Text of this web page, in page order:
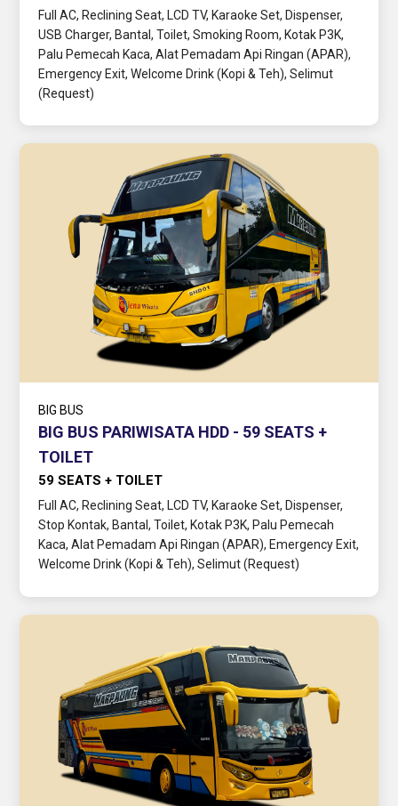
Full AC, Reclining Seat, LCD TV, Karaoke Set, Dispenser,
USB Charger, Bantal, Toilet, Smoking Room, Kotak P3K,
Palu Pemecah Kaca, Alat Pemadam Api Ringan (APAR),
Emergency Exit, Welcome Drink (Kopi & Teh), Selimut
(Request)
BIG BUS
BIG BUS PARIWISATA HDD - 59 SEATS +
TOILET
59 SEATS + TOILET
Full AC, Reclining Seat, LCD TV, Karaoke Set, Dispenser,
Stop Kontak, Bantal, Toilet, Kotak P3K, Palu Pemecah
Kaca, Alat Pemadam Api Ringan (APAR), Emergency Exit,
Welcome Drink (Kopi & Teh), Selimut (Request)